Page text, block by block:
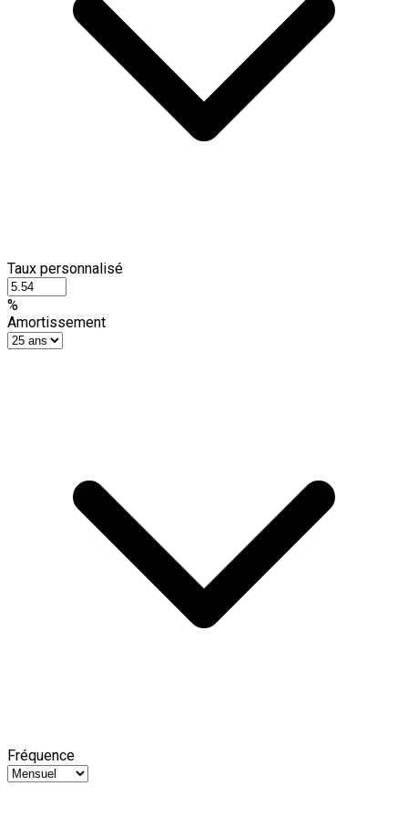
Taux personnalisé
%
Amortissement
Fréquence